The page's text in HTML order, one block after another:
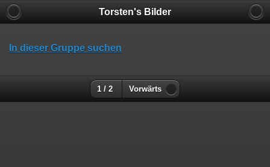
Torsten's Bilder
In dieser Gruppe suchen
1 / 2 Vorwärts